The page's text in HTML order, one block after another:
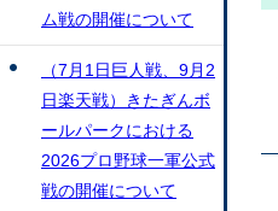
ム戦の開催について
（7月1日巨人戦、9月2
日楽天戦）きたぎんボ
ールパークにおける
2026プロ野球一軍公式
戦の開催について